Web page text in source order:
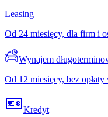
Leasing
Od 24 miesięcy, dla firm i
Wynajem
Od 12 miesięcy, bez opłaty
Kredyt